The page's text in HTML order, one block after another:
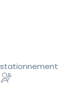
stationnement